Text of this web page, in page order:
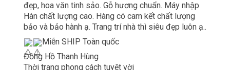
đẹp, hoa văn tinh sảo. Gỗ hương chuẩn. Máy nhập
Hàn chất lượng cao. Hàng có cam kết chất lượng
bảo và bảo hành ạ. Trang trí nhà thì siêu đẹp luôn ạ..
Miễn SHIP Toàn quốc
Đồng Hồ Thanh Hùng
Thời trang phong cách tuyệt vời